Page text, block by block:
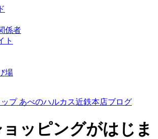
係者
ト
場
プ あべのハルカス近鉄本店ブログ
ッピングがはじま